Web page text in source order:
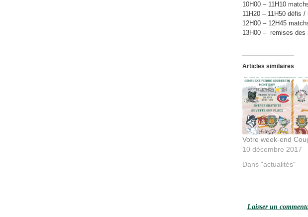
10H00 – 11H10
11H20 – 11H50 défis /
12H00 – 12H45
13H00 – remises des
Articles similaires
Votre week-end
10 décembre 2017
Dans "actualités"
Laisser un